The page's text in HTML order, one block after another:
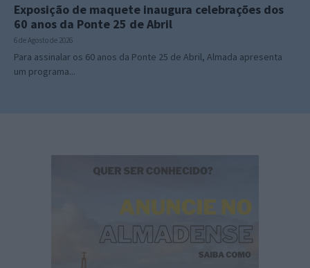
Exposição de maquete inaugura celebrações dos
60 anos da Ponte 25 de Abril
6 de Agosto de 2026
Para assinalar os 60 anos da Ponte 25 de Abril, Almada apresenta
um programa...